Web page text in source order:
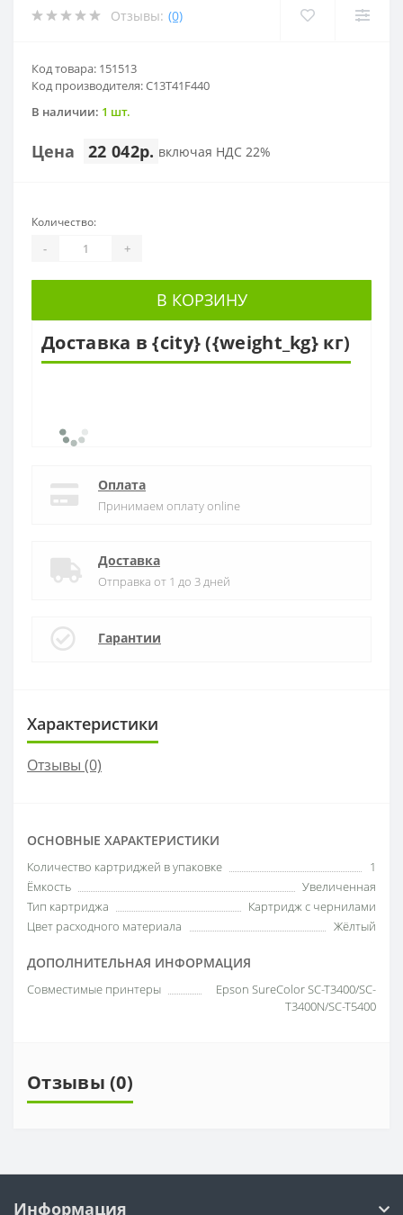
Отзывы: (0)
Код товара: 151513
Код производителя: C13T41F440
В наличии: 1 шт.
Цена 22 042р. включая НДС 22%
Количество:
- +
В КОРЗИНУ
Доставка в {city} ({weight_kg} кг)
Оплата
Принимаем оплату online
Доставка
Отправка от 1 до 3 дней
Гарантии
Характеристики
Отзывы (0)
ОСНОВНЫЕ ХАРАКТЕРИСТИКИ
Количество картриджей в упаковке
1
Ёмкость
Увеличенная
Тип картриджа
Картридж с чернилами
Цвет расходного материала
Жёлтый
ДОПОЛНИТЕЛЬНАЯ ИНФОРМАЦИЯ
Совместимые принтеры
Epson SureColor SC-T3400/SC-
T3400N/SC-T5400
Отзывы (0)
Информация